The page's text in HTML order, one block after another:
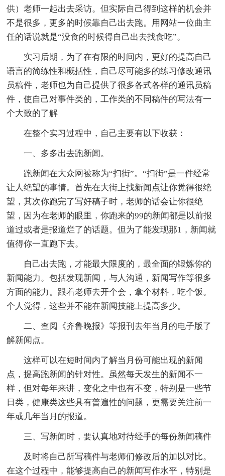
供）老师一起出去采访。但实际自己得到这样的机会并
不是很多，更多的时候靠自己出去跑。用网站一位曲主
任的话说就是“没食的时候得自己出去找食吃”。
实习后期，为了在有限的时间内，更好的提高自己
语言的简练性和概括性，自己尽可能多的练习修改通讯
员稿件，老师也为自己提供了很多各式各样的通讯员稿
件，使自己对事件类的，工作类的不同稿件的写法有一
个大致的了解
在整个实习过程中，自己主要有以下收获：
一、多多出去跑新闻。
跑新闻在大众网被称为“扫街”。“扫街”是一件经常
让人绝望的事情。首先在大街上找新闻点让你觉得很绝
望，其次你跑完了写好稿子时，老师的话会让你很绝
望，因为在老师的眼里，你跑来的99的新闻都是以前报
道过或者是报道烂了的话题。但为了能发现那1，新闻就
值得你一直跑下去。
自己出去跑，才能最大限度的，最全面的锻炼你的
新闻能力。包括发现新闻，与人沟通，新闻写作等很多
方面的能力。跟着老师去开个会，拿个材料，吃个饭。
个人觉得，这些并不能在新闻技能上提高多少。
二、查阅《齐鲁晚报》等报刊去年当月的电子版了
解新闻点。
这样可以在短时间内了解当月份可能出现的新闻
点，提高跑新闻的针对性。虽然每天发生的新闻不一
样，但对每年来讲，变化之中也有不变，特别是一些节
日类，健康类这些具有普遍性的问题，更需要关注前一
年或几年当月的报道。
三、写新闻时，要认真地对待经手的每份新闻稿件
及时将自己所写稿件与老师们修改后的加以对比。
在这个过程中，能够提高自己的新闻写作水平，特别是